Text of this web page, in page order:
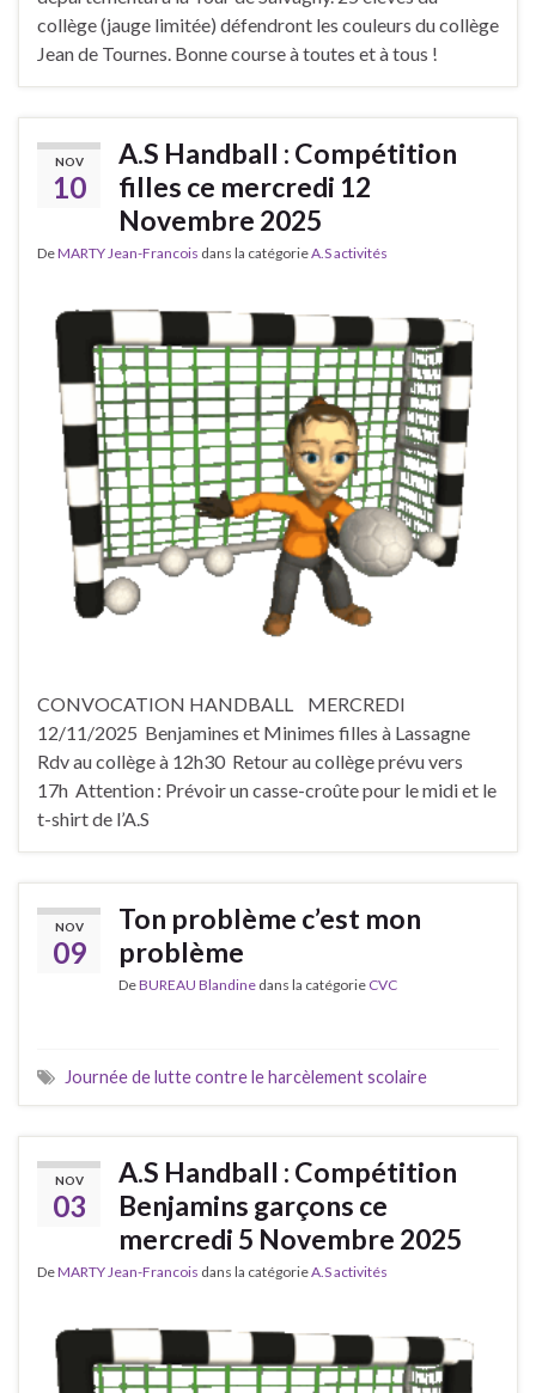
collège (jauge limitée) défendront les couleurs du collège
Jean de Tournes. Bonne course à toutes et à tous !
NOV
10
A.S Handball : Compétition
filles ce mercredi 12
Novembre 2025
DeMARTY Jean-Francois dans la catégorieA.S activités
CONVOCATION HANDBALL MERCREDI
12/11/2025 Benjamines et Minimes filles à Lassagne
Rdv au collège à 12h30 Retour au collège prévu vers
17h Attention : Prévoir un casse-croûte pour le midi et le
t-shirt de l’A.S
NOV
09
Ton problème c’est mon
problème
DeBUREAU Blandine dans la catégorie CVC
Journée de lutte contre le harcèlement scolaire
NOV
03
A.S Handball : Compétition
Benjamins garçons ce
mercredi 5 Novembre 2025
DeMARTY Jean-Francois dans la catégorieA.S activités